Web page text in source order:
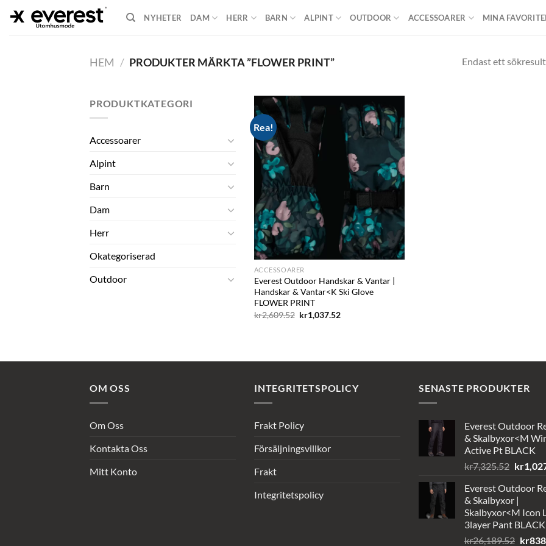
NYHETER DAM HERR BARN ALPINT OUTDOOR ACCESSOARER MINA
HEM / PRODUKTER MÄRKTA ”FLOWER PRINT” Endast ett
PRODUKTKATEGORI
Accessoarer
Alpint
Barn
Dam
Herr
Okategoriserad
Outdoor
Rea!
Add to
wishlist
ACCESSOARER
Everest Outdoor Handskar & Vantar |
Handskar & Vantar<K Ski Glove
FLOWER PRINT
kr2,609.52 Det
ursprungliga
kr1,037.52Det
OM OSS
Om Oss
Kontakta Oss
Mitt Konto
INTEGRITETSPOLICY
Frakt Policy
Försäljningsvillkor
Frakt
Integritetspolicy
SENASTE PRODUKTER
Everest Outdoor
& Skalbyxor<M
Active Pt BLACK
kr7,325.52 Det
priset
var:
kr
Everest Outdoor
& Skalbyxor |
Skalbyxor<M Icon
3layer Pant BLACK
kr26,189.52 Det
kr